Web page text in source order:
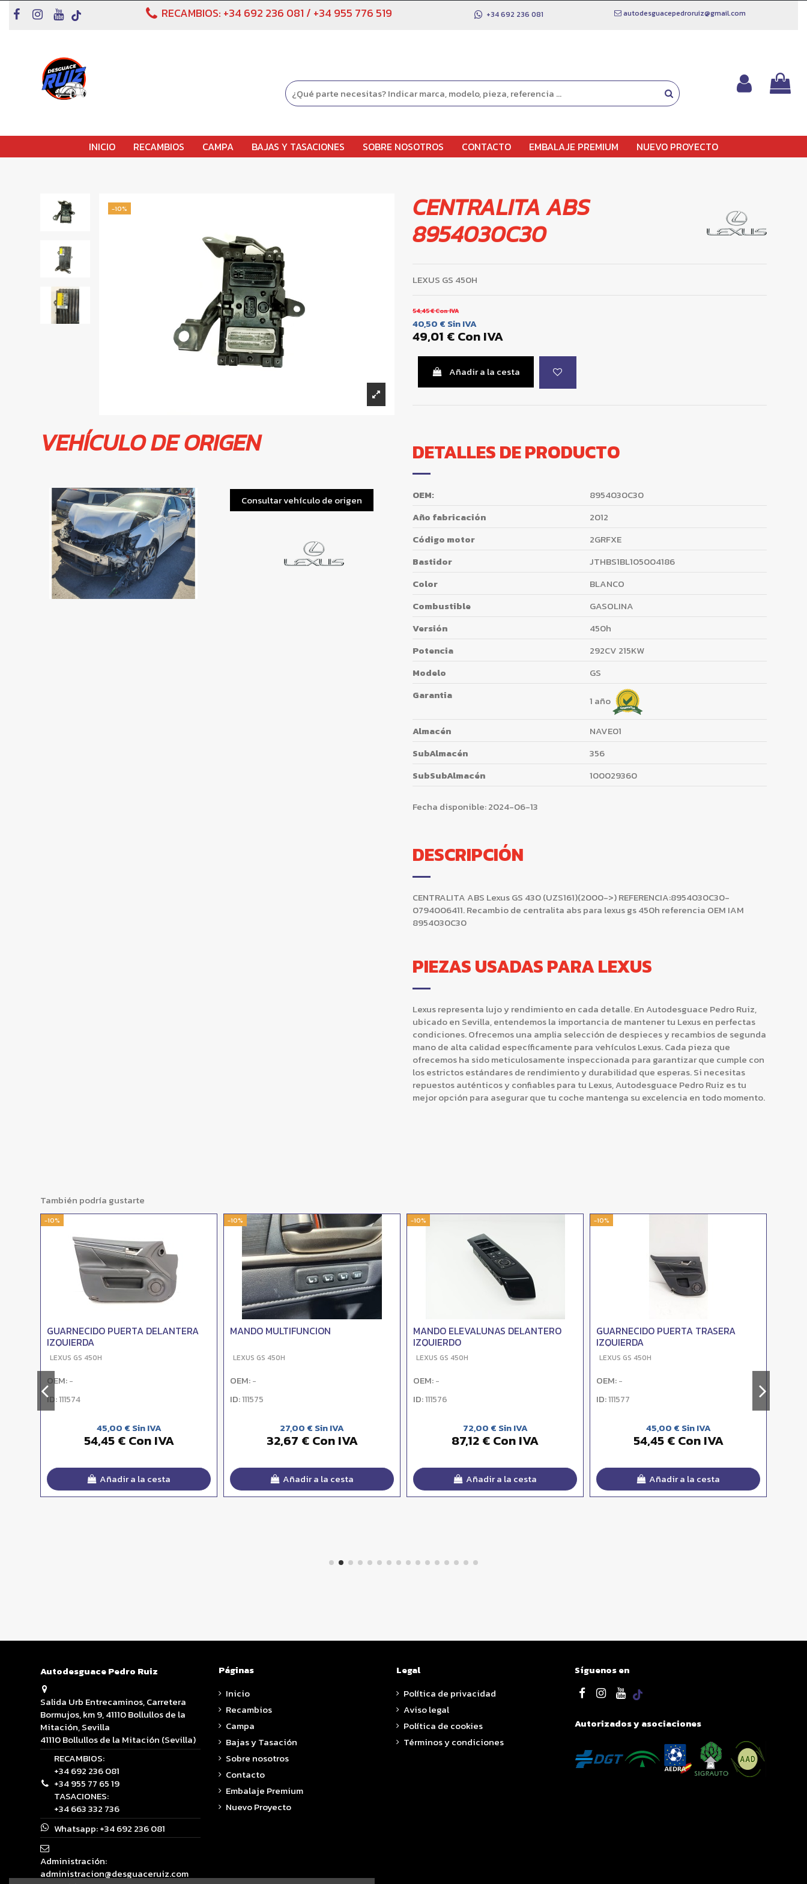
RECAMBIOS: +34 692 236 081 / +34 955 776 519 +34 692 236 081 autodesguacepedroruiz@gmail.com
INICIO RECAMBIOS CAMPA BAJAS Y TASACIONES SOBRE NOSOTROS CONTACTO EMBALAJE PREMIUM NUEVO PROYECTO
-10%
VEHÍCULO DE ORIGEN
Consultar vehículo de origen
CENTRALITA ABS
8954030C30
LEXUS GS 450H
54,45 €Con IVA
40,50 € Sin IVA
49,01 €Con IVA
Añadir a la cesta
DETALLES DE PRODUCTO
OEM:
8954030C30
Año fabricación
2012
Código motor
2GRFXE
Bastidor
JTHBS1BL105004186
Color
BLANCO
Combustible
GASOLINA
Versión
450h
Potencia
292CV 215KW
Modelo
GS
Garantia
1 año
Almacén
NAVE01
SubAlmacén
356
SubSubAlmacén
100029360
Fecha disponible:2024-06-13
DESCRIPCIÓN
CENTRALITA ABS Lexus GS 430 (UZS161)(2000->) REFERENCIA:8954030C30-
0794006411. Recambio de centralita abs para lexus gs 450h referencia OEM IAM
8954030C30
PIEZAS USADAS PARA LEXUS
Lexus representa lujo y rendimiento en cada detalle. En Autodesguace Pedro Ruiz,
ubicado en Sevilla, entendemos la importancia de mantener tu Lexus en perfectas
condiciones. Ofrecemos una amplia selección de despieces y recambios de segunda
mano de alta calidad específicamente para vehículos Lexus. Cada pieza que
ofrecemos ha sido meticulosamente inspeccionada para garantizar que cumple con
los estrictos estándares de rendimiento y durabilidad que esperas. Si necesitas
repuestos auténticos y confiables para tu Lexus, Autodesguace Pedro Ruiz es tu
mejor opción para asegurar que tu coche mantenga su excelencia en todo momento.
También podría gustarte
-10%
GUARNECIDO PUERTA DELANTERA
IZQUIERDA
LEXUS GS 450H
OEM: -
ID:111574
45,00 € Sin IVA
54,45 € Con IVA
Añadir a la cesta
-10%
MANDO MULTIFUNCION
LEXUS GS 450H
OEM: -
ID:111575
27,00 € Sin IVA
32,67 € Con IVA
Añadir a la cesta
-10%
MANDO ELEVALUNAS DELANTERO
IZQUIERDO
LEXUS GS 450H
OEM: -
ID:111576
72,00 € Sin IVA
87,12 € Con IVA
Añadir a la cesta
-10%
GUARNECIDO PUERTA TRASERA
IZQUIERDA
LEXUS GS 450H
OEM: -
ID:111577
45,00 € Sin IVA
54,45 € Con IVA
Añadir a la cesta
Autodesguace Pedro Ruiz
Salida Urb Entrecaminos, Carretera
Bormujos, km 9, 41110 Bollullos de la
Mitación, Sevilla
41110 Bollullos de la Mitación (Sevilla)
RECAMBIOS:
+34 692 236 081
+34 955 77 65 19
TASACIONES:
+34 663 332 736
Whatsapp:+34 692 236 081
Administración:
administracion@desguaceruiz.com
Páginas
Inicio
Recambios
Campa
Bajas y Tasación
Sobre nosotros
Contacto
Embalaje Premium
Nuevo Proyecto
Legal
Política de privacidad
Aviso legal
Política de cookies
Términos y condiciones
Síguenos en
Autorizados y asociaciones